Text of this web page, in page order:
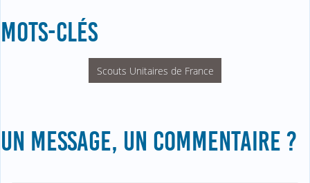
MOTS-CLÉS
Scouts Unitaires de France
UN MESSAGE, UN COMMENTAIRE ?